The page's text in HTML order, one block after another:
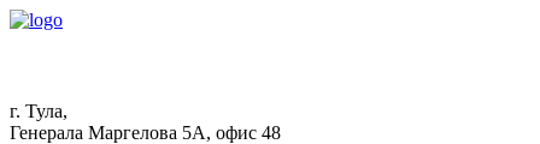
г. Тула,
Генерала Маргелова 5А, офис 48